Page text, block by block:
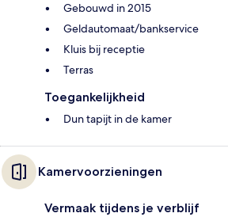
Gebouwd in 2015
Geldautomaat/bankservice
Kluis bij receptie
Terras
Toegankelijkheid
Dun tapijt in de kamer
Kamervoorzieningen
Vermaak tijdens je verblijf